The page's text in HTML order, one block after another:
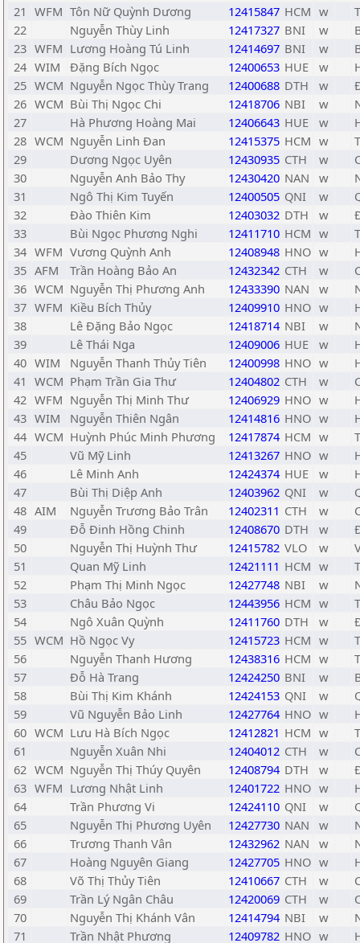
21 WFM Tôn Nữ Quỳnh Dương 12415847 HCM w
22
Nguyễn Thùy Linh 12417327 BNI w
23 WFM Lương Hoàng Tú Linh 12414697 BNI w
24 WIM Đặng Bích Ngọc 12400653 HUE w
25 WCM Nguyễn Ngọc Thùy Trang 12400688 DTH w
26 WCM Bùi Thị Ngọc Chi 12418706 NBI w
27
Hà Phương Hoàng Mai 12406643 HUE w
28 WCM Nguyễn Linh Đan 12415375 HCM w
29
Dương Ngọc Uyên 12430935 CTH w
30
Nguyễn Anh Bảo Thy 12430420 NAN w
31
Ngô Thị Kim Tuyến 12400505 QNI w
32
Đào Thiên Kim 12403032 DTH w
33
Bùi Ngọc Phương Nghi 12411710 HCM w
34 WFM Vương Quỳnh Anh 12408948 HNO w
35 AFM Trần Hoàng Bảo An 12432342 CTH w
36 WCM Nguyễn Thị Phương Anh 12433390 NAN w
37 WFM Kiều Bích Thủy 12409910 HNO w
38
Lê Đặng Bảo Ngọc 12418714 NBI w
39
Lê Thái Nga 12409006 HUE w
40 WIM Nguyễn Thanh Thủy Tiên 12400998 HNO w
41 WCM Phạm Trần Gia Thư 12404802 CTH w
42 WFM Nguyễn Thị Minh Thư 12406929 HNO w
43 WIM Nguyễn Thiên Ngân 12414816 HNO w
44 WCM Huỳnh Phúc Minh Phương 12417874 HCM w
45
Vũ Mỹ Linh 12413267 HNO w
46
Lê Minh Anh 12424374 HUE w
47
Bùi Thị Diệp Anh 12403962 QNI w
48 AIM Nguyễn Trương Bảo Trân 12402311 CTH w
49
Đỗ Đinh Hồng Chinh 12408670 DTH w
50
Nguyễn Thị Huỳnh Thư 12415782 VLO w
51
Quan Mỹ Linh 12421111 HCM w
52
Phạm Thị Minh Ngọc 12427748 NBI w
53
Châu Bảo Ngọc 12443956 HCM w
54
Ngô Xuân Quỳnh 12411760 DTH w
55 WCM Hồ Ngọc Vy 12415723 HCM w
56
Nguyễn Thanh Hương 12438316 HCM w
57
Đỗ Hà Trang 12424250 BNI w
58
Bùi Thị Kim Khánh 12424153 QNI w
59
Vũ Nguyễn Bảo Linh 12427764 HNO w
60 WCM Lưu Hà Bích Ngọc 12412821 HCM w
61
Nguyễn Xuân Nhi 12404012 CTH w
62 WCM Nguyễn Thị Thúy Quyên 12408794 DTH w
63 WFM Lương Nhật Linh 12401722 HNO w
64
Trần Phương Vi 12424110 QNI w
65
Nguyễn Thị Phương Uyên 12427730 NAN w
66
Trương Thanh Vân 12432962 NAN w
67
Hoàng Nguyên Giang 12427705 HNO w
68
Võ Thị Thủy Tiên 12410667 CTH w
69
Trần Lý Ngân Châu 12420069 CTH w
70
Nguyễn Thị Khánh Vân 12414794 NBI w
71
Trần Nhật Phương 12409782 HNO w